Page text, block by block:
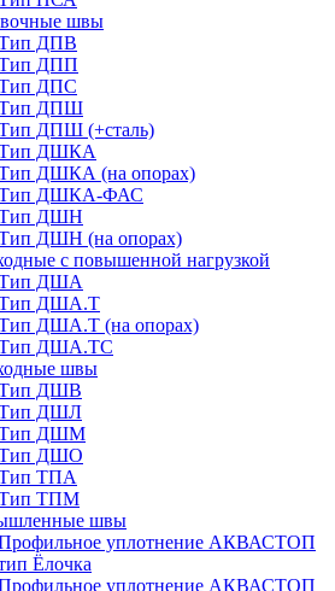
швы
ДПВ
ДПП
ДПС
ДПШ
ДПШ (+сталь)
ДШКА
ДШКА (на опорах)
ДШКА-ФАС
ДШН
ДШН (на опорах)
с повышенной нагрузкой
ДША
ДША.Т
ДША.Т (на опорах)
ДША.ТС
швы
ДШВ
ДШЛ
ДШМ
ДШО
ТПА
ТПМ
швы
уплотнение АКВАСТОП
Ёлочка
уплотнение АКВАСТОП